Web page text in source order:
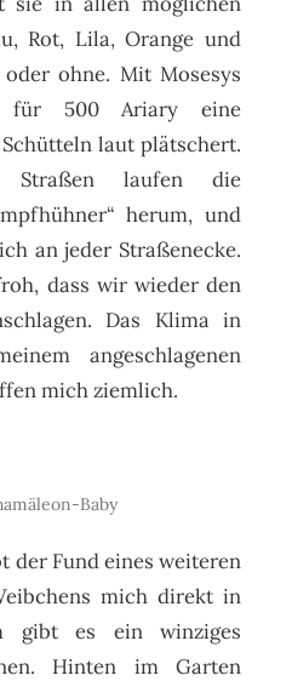
Rot, Lila, Orange und
ohne. Mit Mosesys
für 500 Ariary eine
laut plätschert.
laufen die
herum, und
an jeder Straßenecke.
dass wir wieder den
Das Klima in
angeschlagenen
mich ziemlich.
Baby
der Fund eines weiteren
mich direkt in
gibt es ein winziges
Hinten im Garten